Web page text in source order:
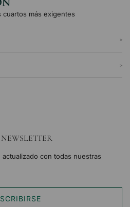
más exigentes
con todas nuestras